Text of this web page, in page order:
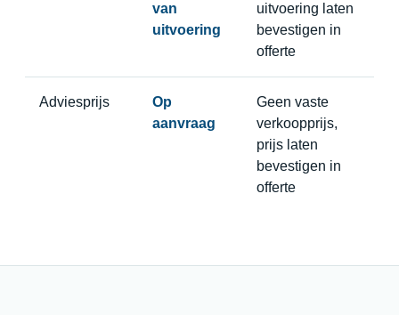
van
uitvoering
uitvoering laten
bevestigen in
offerte
Adviesprijs
Op
aanvraag
Geen vaste
verkoopprijs,
prijs laten
bevestigen in
offerte